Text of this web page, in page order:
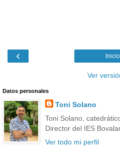
‹ Inicio
Ver
Datos personales
Toni Solano
Toni Solano,
Director del IES
Ver todo mi perfil